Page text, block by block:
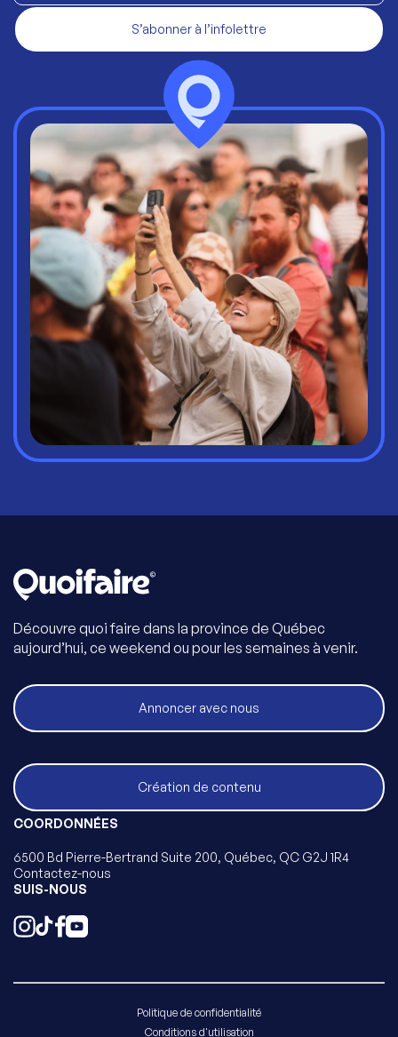
S’abonner à l’infolettre
Découvre quoi faire dans la province de Québec
aujourd’hui, ce weekend ou pour les semaines à venir.
Annoncer avec nous
Création de contenu
COORDONNÉES
6500 Bd Pierre-Bertrand Suite 200, Québec, QC G2J 1R4
Contactez-nous
SUIS-NOUS
Politique de confidentialité
Conditions d'utilisation